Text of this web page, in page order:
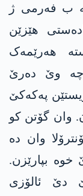
ب فەرمی ژ
ھێزێن
ھەرێمەک
وێ دەرێ
پەکەکێ
وان گۆتن کو
وان دە
بپارێزن.
دێ ئالۆزی